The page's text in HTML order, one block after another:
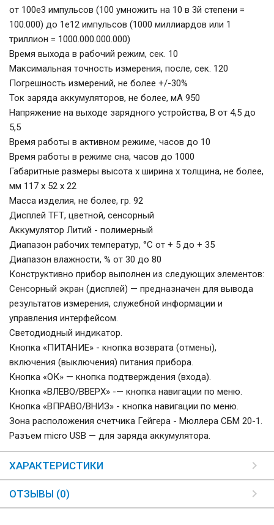
от 100е3 импульсов (100 умножить на 10 в 3й степени =
100.000) до 1е12 импульсов (1000 миллиардов или 1
триллион = 1000.000.000.000)
Время выхода в рабочий режим, сек. 10
Максимальная точность измерения, после, сек. 120
Погрешность измерений, не более +/-30%
Ток заряда аккумуляторов, не более, мА 950
Напряжение на выходе зарядного устройства, В от 4,5 до
5,5
Время работы в активном режиме, часов до 10
Время работы в режиме сна, часов до 1000
Габаритные размеры высота х ширина х толщина, не более,
мм 117 х 52 х 22
Масса изделия, не более, гр. 92
Дисплей ТFТ, цветной, сенсорный
Аккумулятор Литий - полимерный
Диапазон рабочих температур, °С от + 5 до + 35
Диапазон влажности, % от 30 до 80
Конструктивно прибор выполнен из следующих элементов:
Сенсорный экран (дисплей) — предназначен для вывода
результатов измерения, служебной информации и
управления интерфейсом.
Светодиодный индикатор.
Кнопка «ПИТАНИЕ» - кнопка возврата (отмены),
включения (выключения) питания прибора.
Кнопка «ОК» — кнопка подтверждения (входа).
Кнопка «ВЛЕВО/ВВЕРХ» -— кнопка навигации по меню.
Кнопка «ВПРАВО/ВНИЗ» - кнопка навигации по меню.
Зона расположения счетчика Гейгера - Мюллера СБМ 20-1.
Разъем micro USB — для заряда аккумулятора.
ХАРАКТЕРИСТИКИ
ОТЗЫВЫ (0)